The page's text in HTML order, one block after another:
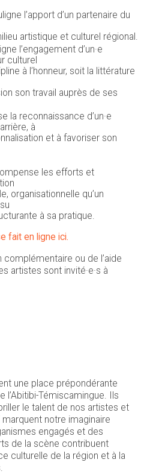
l’apport d’un partenaire du
artistique et culturel régional.
l’engagement d’un·e
culturel
à l’honneur, soit la littérature
son travail auprès de ses
la reconnaissance d’un·e
à
et à favoriser son
les efforts et
organisationnelle qu’un
à sa pratique.
fait en ligne ici.
complémentaire ou de l’aide
artistes sont invité·e·s à
une place prépondérante
l’Abitibi-Témiscamingue. Ils
le talent de nos artistes et
notre imaginaire
engagés et des
de la scène contribuent
culturelle de la région et à la